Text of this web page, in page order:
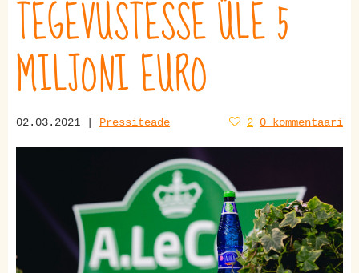
TEGEVUSTESSE ÜLE 5
MILJONI EURO
02.03.2021 | Pressiteade 2 0 kommentaari